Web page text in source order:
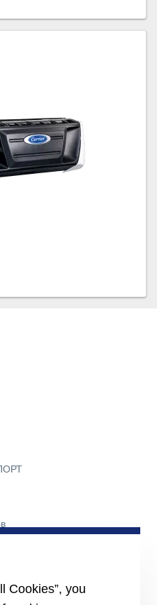
Cookies”, you